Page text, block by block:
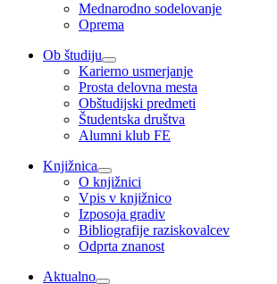
Mednarodno sodelovanje
Oprema
Ob študiju
Karierno usmerjanje
Prosta delovna mesta
Obštudijski predmeti
Študentska društva
Alumni klub FE
Knjižnica
O knjižnici
Vpis v knjižnico
Izposoja gradiv
Bibliografije raziskovalcev
Odprta znanost
Aktualno